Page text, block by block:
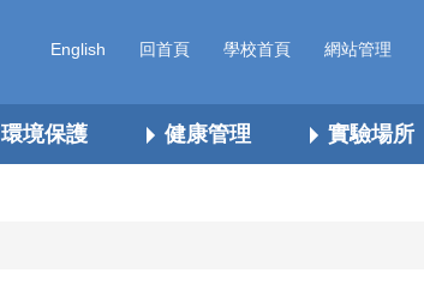
English 回首頁 學校首頁 網站管理
環境保護 健康管理 實驗場所